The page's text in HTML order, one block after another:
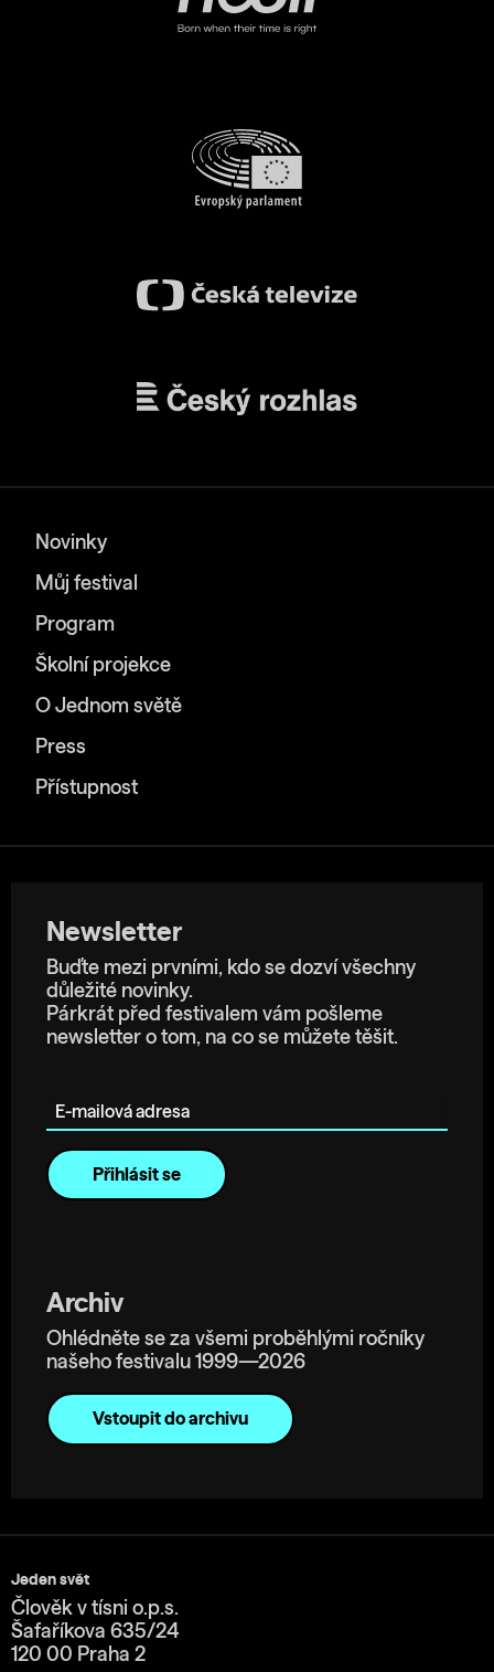
Novinky
Můj festival
Program
Školní projekce
O Jednom světě
Press
Přístupnost
Newsletter
Buďte mezi prvními, kdo se dozví všechny
důležité novinky.
Párkrát před festivalem vám pošleme
newsletter o tom, na co se můžete těšit.
Archiv
Ohlédněte se za všemi proběhlými ročníky
našeho festivalu 1999—2026
Vstoupit do archivu
Jeden svět
Člověk v tísni o.p.s.
Šafaříkova 635/24
120 00 Praha 2